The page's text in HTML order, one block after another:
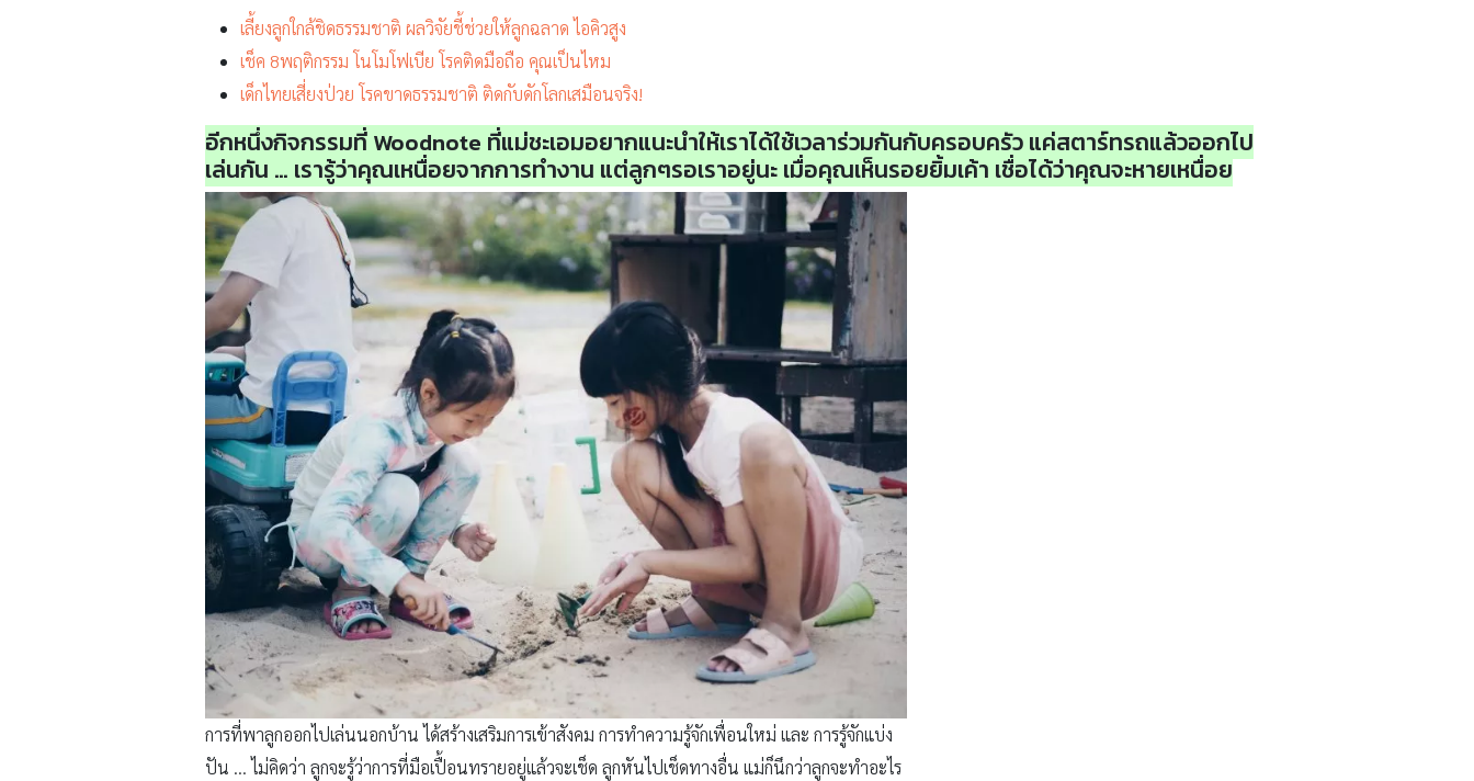
เลี้ยงลูกใกล้ชิดธรรมชาติ ผลวิจัยชี้ช่วยให้ลูกฉลาด ไอคิวสูง
เช็ค 8พฤติกรรม โนโมโฟเบีย โรคติดมือถือ คุณเป็นไหม
เด็กไทยเสี่ยงป่วย โรคขาดธรรมชาติ ติดกับดักโลกเสมือนจริง!
อีกหนึ่งกิจกรรมที่ Woodnote ที่แม่ชะเอมอยากแนะนำให้เราได้ใช้เวลาร่วมกันกับครอบครัว แค่สตาร์ทรถแล้วออกไป
เล่นกัน … เรารู้ว่าคุณเหนื่อยจากการทำงาน แต่ลูกๆรอเราอยู่นะ เมื่อคุณเห็นรอยยิ้มเค้า เชื่อได้ว่าคุณจะหายเหนื่อย
การที่พาลูกออกไปเล่นนอกบ้าน ได้สร้างเสริมการเข้าสังคม การทำความรู้จักเพื่อนใหม่ และ การรู้จักแบ่ง
ปัน … ไม่คิดว่า ลูกจะรู้ว่าการที่มือเปื้อนทรายอยู่แล้วจะเช็ด ลูกหันไปเช็ดทางอื่น แม่ก็นึกว่าลูกจะทำอะไร